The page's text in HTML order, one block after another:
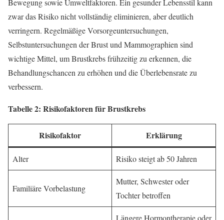
Bewegung sowie Umweltfaktoren. Ein gesunder Lebensstil kann
zwar das Risiko nicht vollständig eliminieren, aber deutlich
verringern. Regelmäßige Vorsorgeuntersuchungen,
Selbstuntersuchungen der Brust und Mammographien sind
wichtige Mittel, um Brustkrebs frühzeitig zu erkennen, die
Behandlungschancen zu erhöhen und die Überlebensrate zu
verbessern.
Tabelle 2: Risikofaktoren für Brustkrebs
Risikofaktor Erklärung
Alter Risiko steigt ab 50 Jahren
Familiäre Vorbelastung
Mutter, Schwester oder
Tochter betroffen
Längere Hormontherapie oder